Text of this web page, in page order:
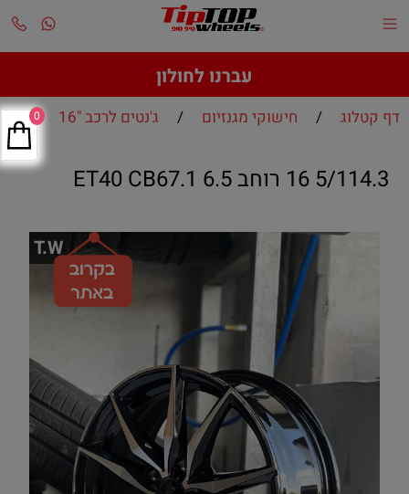
עברנו לחולון
דף קטלוג / חישוקי מגנזיום / ג'נטים לרכב "16
5/114.3 16 רוחב 6.5 ET40 CB67.1
T.W
0